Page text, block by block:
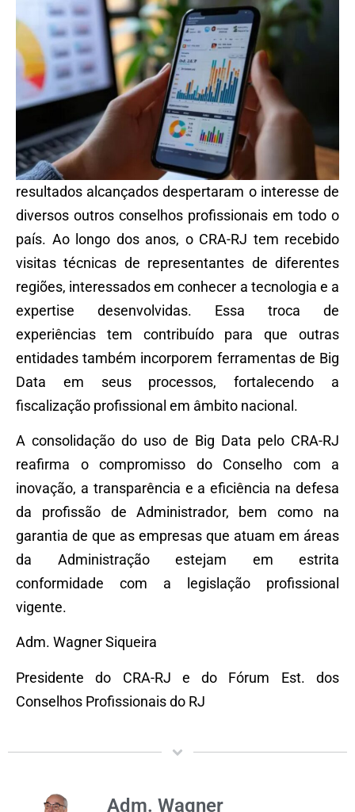
resultados alcançados despertaram o interesse de
diversos outros conselhos profissionais em todo o
país. Ao longo dos anos, o CRA-RJ tem recebido
visitas técnicas de representantes de diferentes
regiões, interessados em conhecer a tecnologia e a
expertise desenvolvidas. Essa troca de
experiências tem contribuído para que outras
entidades também incorporem ferramentas de Big
Data em seus processos, fortalecendo a
fiscalização profissional em âmbito nacional.
A consolidação do uso de Big Data pelo CRA-RJ
reafirma o compromisso do Conselho com a
inovação, a transparência e a eficiência na defesa
da profissão de Administrador, bem como na
garantia de que as empresas que atuam em áreas
da Administração estejam em estrita
conformidade com a legislação profissional
vigente.
Adm. Wagner Siqueira
Presidente do CRA-RJ e do Fórum Est. dos
Conselhos Profissionais do RJ
Adm. Wagner